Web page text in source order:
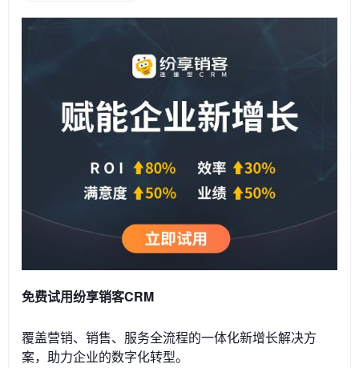
免费试用纷享销客CRM
覆盖营销、销售、服务全流程的一体化新增长解决方
案，助力企业的数字化转型。